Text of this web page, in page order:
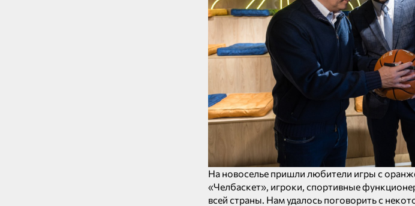
На новоселье пришли любители игры с
«Челбаскет», игроки, спортивные
всей страны. Нам удалось поговорить с